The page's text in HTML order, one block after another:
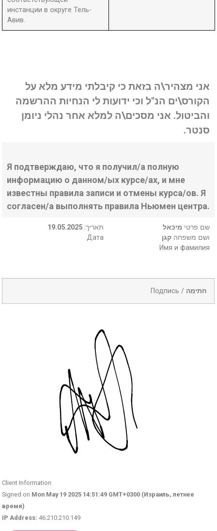
инстанции в округе Тель-
Авив.
אני מצהיר\ה בזאת כי קיבלתי מידע מלא על
הקורס\ים הנ"ל וכי ידועות לי הנחיות ההרשמה
והביטול. אני מסכים\ה למלא אחר נהלי ניומן
סנטר.
Я подтверждаю, что я получил/а полную
информацию о данном/ых курсе/ах, и мне
известны правила записи и отмены курса/ов. Я
согласен/а выполнять правила Ньюмен центра.
19.05.2025 :תאריך
Дата
שם פרטי מיכאל
ושם משפחה קגן
Имя и фамилия
Подпись / חתימה
Client Information
Signed on Mon May 19 2025 14:51:49 GMT+0300 (Израиль, летнее
время)
IP Address: 46.210.210.149